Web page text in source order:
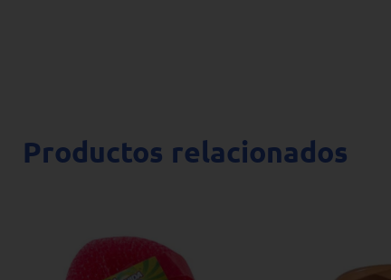
Productos relacionados